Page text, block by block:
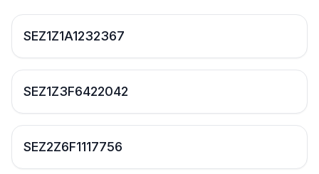
SEZ1Z1A1232367
SEZ1Z3F6422042
SEZ2Z6F1117756